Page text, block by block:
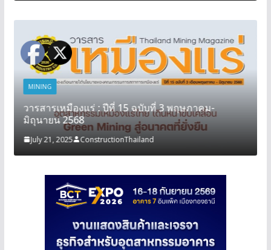
MINING
วารสารเหมืองแร่ : ปีที่ 15 ฉบับที่ 3 พฤษภาคม-
มิถุนายน 2568
July 21, 2025 ConstructionThailand